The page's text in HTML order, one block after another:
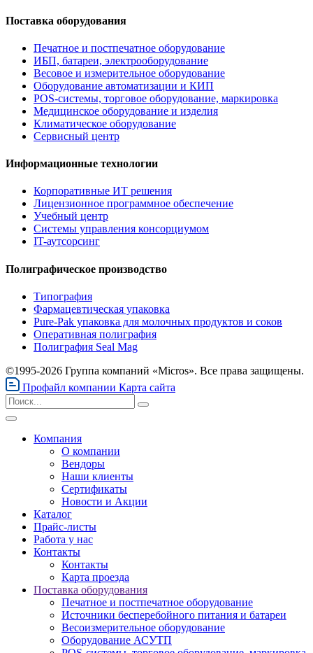
Поставка оборудования
Печатное и постпечатное оборудование
ИБП, батареи, электрооборудование
Весовое и измерительное оборудование
Оборудование автоматизации и КИП
POS-системы, торговое оборудование, маркировка
Медицинское оборудование и изделия
Климатическое оборудование
Сервисный центр
Информационные технологии
Корпоративные ИТ решения
Лицензионное программное обеспечение
Учебный центр
Системы управления консорциумом
IT-аутсорсинг
Полиграфическое производство
Типография
Фармацевтическая упаковка
Pure-Pak упаковка для молочных продуктов и соков
Оперативная полиграфия
Полиграфия Seal Mag
©1995-2026 Группа компаний «Micros». Все права защищены.
Профайл компании Карта сайта
Компания
О компании
Вендоры
Наши клиенты
Сертификаты
Новости и Акции
Каталог
Прайс-листы
Работа у нас
Контакты
Контакты
Карта проезда
Поставка оборудования
Печатное и постпечатное оборудование
Источники бесперебойного питания и батареи
Весоизмерительное оборудование
Оборудование АСУТП